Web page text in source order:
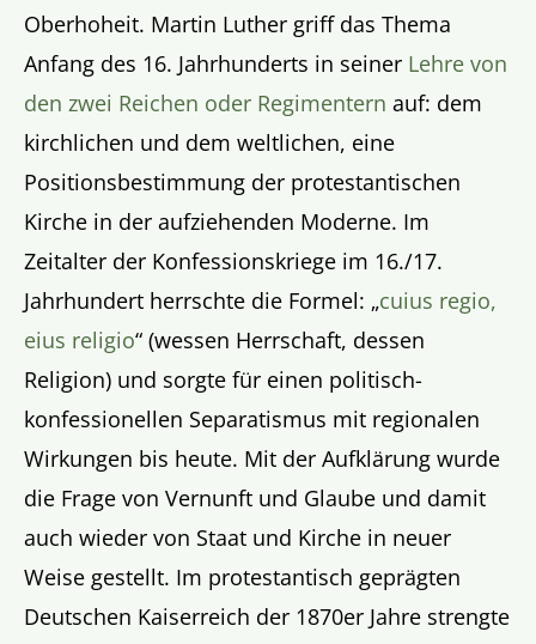
Oberhoheit. Martin Luther griff das Thema
Anfang des 16. Jahrhunderts in seiner Lehre von
den zwei Reichen oder Regimentern auf: dem
kirchlichen und dem weltlichen, eine
Positionsbestimmung der protestantischen
Kirche in der aufziehenden Moderne. Im
Zeitalter der Konfessionskriege im 16./17.
Jahrhundert herrschte die Formel: „cuius regio,
eius religio“ (wessen Herrschaft, dessen
Religion) und sorgte für einen politisch-
konfessionellen Separatismus mit regionalen
Wirkungen bis heute. Mit der Aufklärung wurde
die Frage von Vernunft und Glaube und damit
auch wieder von Staat und Kirche in neuer
Weise gestellt. Im protestantisch geprägten
Deutschen Kaiserreich der 1870er Jahre strengte